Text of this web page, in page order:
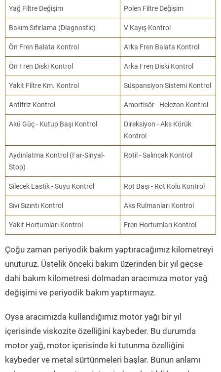
Yağ Filtre Değişim Polen Filtre Değişim
Bakım Sıfırlama (Diagnostic) V Kayış Kontrol
Ön Fren Balata Kontrol Arka Fren Balata Kontrol
Ön Fren Diski Kontrol Arka Fren Diski Kontrol
Yakıt Filtre Km. Kontrol Süspansiyon Sistemi Kontrol
Antifriz Kontrol Amortisör - Helezon Kontrol
Akü Güç - Kutup Başı Kontrol
Direksiyon - Aks Körük
Kontrol
Aydınlatma Kontrol (Far-Sinyal-
Stop)
Rotil - Salıncak Kontrol
Silecek Lastik - Suyu Kontrol Rot Başı - Rot Kolu Kontrol
Sıvı Sızıntı Kontrol Aks Rulmanları Kontrol
Yakıt Hortumları Kontrol Fren Hortumları Kontrol
Çoğu zaman periyodik bakım yaptıracağımız kilometreyi
unuturuz. Üstelik önceki bakım üzerinden bir yıl geçse
dahi bakım kilometresi dolmadan aracımıza motor yağ
değişimi ve periyodik bakım yaptırmayız.
Oysa aracımızda kullandığımız motor yağı bir yıl
içerisinde viskozite özelliğini kaybeder. Bu durumda
motor yağ, motor içerisinde ki tutunma özelliğini
kaybeder ve metal sürtünmeleri başlar. Bunun anlamı